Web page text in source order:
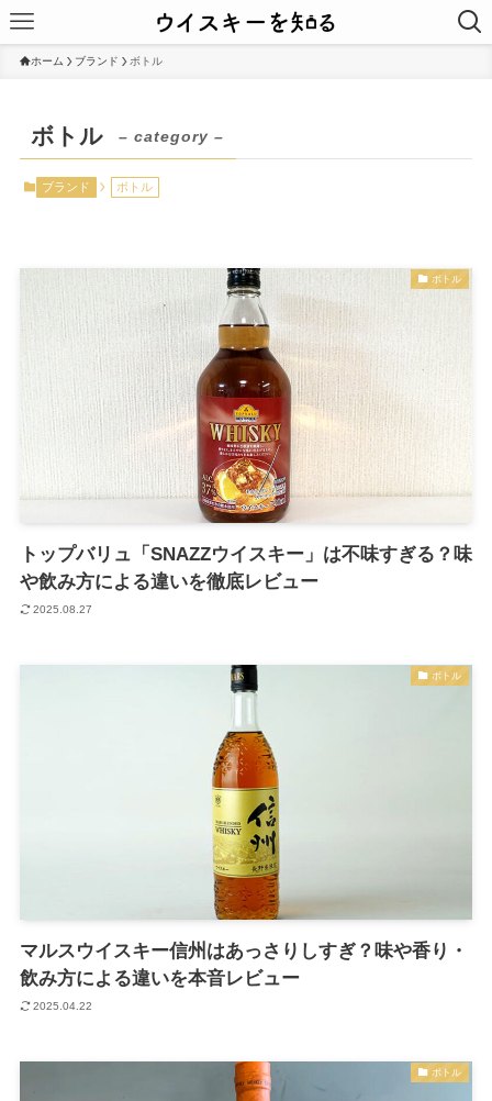
ホーム ブランド ボトル
ボトル – category –
ブランド ボトル
ボトル
トップバリュ「SNAZZウイスキー」は不味すぎる？味
や飲み方による違いを徹底レビュー
2025.08.27
ボトル
マルスウイスキー信州はあっさりしすぎ？味や香り・
飲み方による違いを本音レビュー
2025.04.22
ボトル